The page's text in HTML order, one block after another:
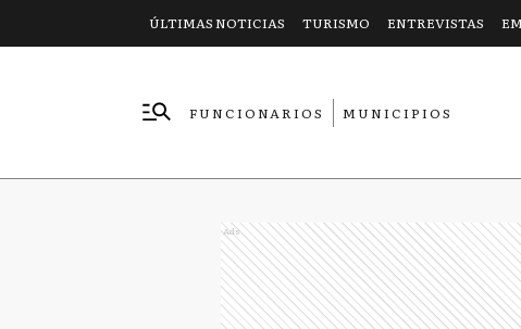
ÚLTIMAS NOTICIAS TURISMO ENTREVISTAS
FUNCIONARIOS
MUNICIPIOS
Ads